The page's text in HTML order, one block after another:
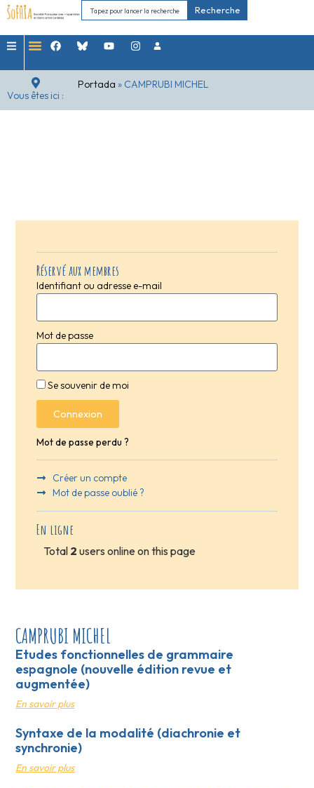
Recherche
Vous êtes ici :
Portada » CAMPRUBI MICHEL
Réservé aux membres
Identifiant ou adresse e-mail
Mot de passe
Se souvenir de moi
Connexion
Mot de passe perdu ?
Créer un compte
Mot de passe oublié ?
En ligne
Total 2 users online on this page
CAMPRUBI MICHEL
Etudes fonctionnelles de grammaire
espagnole (nouvelle édition revue et
augmentée)
En savoir plus
Syntaxe de la modalité (diachronie et
synchronie)
En savoir plus